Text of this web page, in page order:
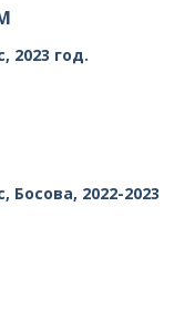
2023 год.
2022-2023